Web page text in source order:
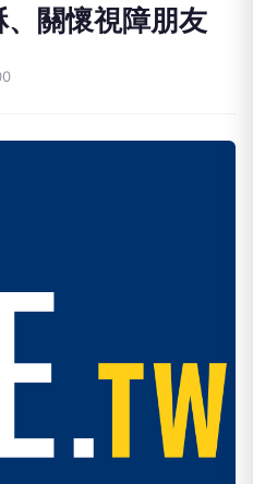
、關懷視障朋友